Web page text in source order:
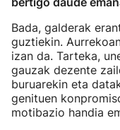
Bada, galderak
guztiekin.
izan da. Tarteka,
gauzak dezente
buruarekin eta
genituen
motibazio handia